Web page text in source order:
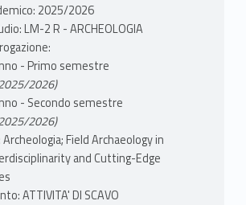
2025/2026
LM-2 R - ARCHEOLOGIA
- Primo semestre
2026)
- Secondo semestre
2026)
Field Archaeology in
and Cutting-Edge
ATTIVITA' DI SCAVO